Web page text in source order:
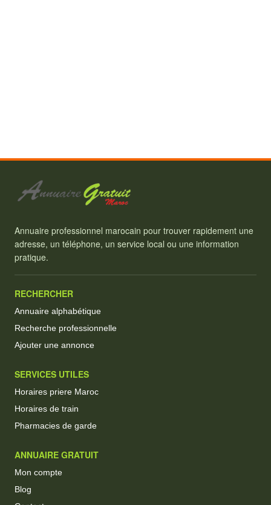
Annuaire professionnel marocain pour trouver rapidement une
adresse, un téléphone, un service local ou une information
pratique.
RECHERCHER
Annuaire alphabétique
Recherche professionnelle
Ajouter une annonce
SERVICES UTILES
Horaires priere Maroc
Horaires de train
Pharmacies de garde
ANNUAIRE GRATUIT
Mon compte
Blog